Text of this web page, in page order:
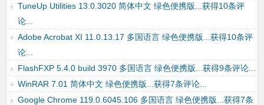
TuneUp Utilities 13.0.3020 简体中文 绿色便携版...获得10条评
论...
Adobe Acrobat XI 11.0.13.17 多国语言 绿色便携版...获得10条评
论...
FlashFXP 5.4.0 build 3970 多国语言 绿色便携版...获得9条评论...
WinRAR 7.01 简体中文 绿色便携版...获得7条评论...
Google Chrome 119.0.6045.106 多国语言 绿色便携版...获得7条